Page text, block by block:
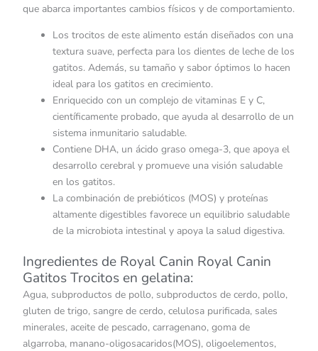
que abarca importantes cambios físicos y de comportamiento.
Los trocitos de este alimento están diseñados con una
textura suave, perfecta para los dientes de leche de los
gatitos. Además, su tamaño y sabor óptimos lo hacen
ideal para los gatitos en crecimiento.
Enriquecido con un complejo de vitaminas E y C,
científicamente probado, que ayuda al desarrollo de un
sistema inmunitario saludable.
Contiene DHA, un ácido graso omega-3, que apoya el
desarrollo cerebral y promueve una visión saludable
en los gatitos.
La combinación de prebióticos (MOS) y proteínas
altamente digestibles favorece un equilibrio saludable
de la microbiota intestinal y apoya la salud digestiva.
Ingredientes de Royal Canin Royal Canin
Gatitos Trocitos en gelatina:
Agua, subproductos de pollo, subproductos de cerdo, pollo,
gluten de trigo, sangre de cerdo, celulosa purificada, sales
minerales, aceite de pescado, carragenano, goma de
algarroba, manano-oligosacaridos(MOS), oligoelementos,